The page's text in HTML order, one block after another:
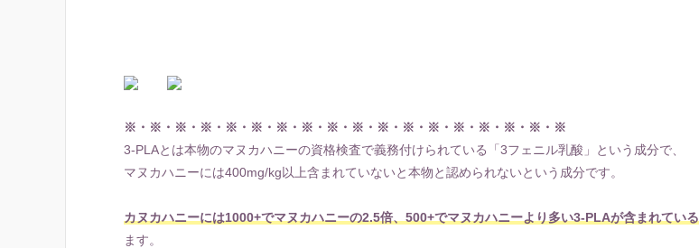
※・※・※・※・※・※・※・※・※・※・※・※・※・※・※・※・※・※
3-PLAとは本物のマヌカハニーの資格検査で義務付けられている「3フェニル乳酸」という成分で、
マヌカハニーには400mg/kg以上含まれていないと本物と認められないという成分です。
カヌカハニーには1000+でマヌカハニーの2.5倍、500+でマヌカハニーより多い3-PLAが含まれている
ます。